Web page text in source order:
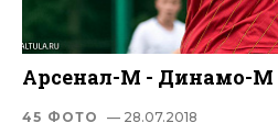
Арсенал-М - Динамо-М
45 ФОТО — 28.07.2018